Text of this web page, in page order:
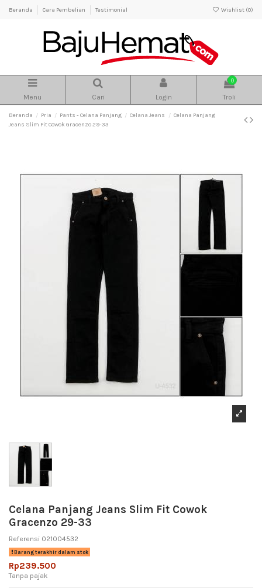
Beranda Cara Pembelian Testimonial Wishlist (0)
Menu Cari Login
0
Troli
Beranda Pria Pants - Celana Panjang Celana Jeans
Celana Panjang
Jeans Slim Fit Cowok Gracenzo 29-33
Celana Panjang Jeans Slim Fit Cowok
Gracenzo 29-33
Referensi 021004532
Barang terakhir dalam stok
Rp239.500
Tanpa pajak